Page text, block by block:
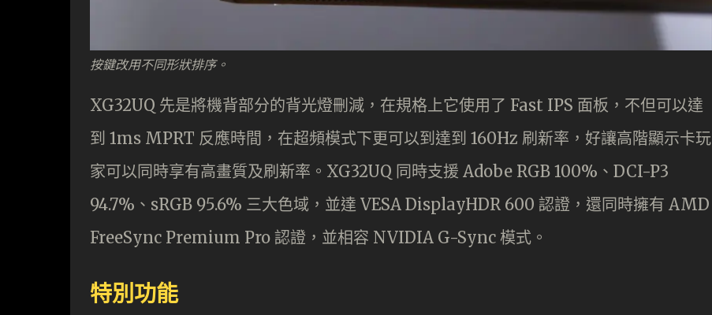
按鍵改用不同形狀排序。
XG32UQ 先是將機背部分的背光燈刪減，在規格上它使用了 Fast IPS 面板，不但可以達
到 1ms MPRT 反應時間，在超頻模式下更可以到達到 160Hz 刷新率，好讓高階顯示卡玩
家可以同時享有高畫質及刷新率。XG32UQ 同時支援 Adobe RGB 100%、DCI-P3
94.7%、sRGB 95.6% 三大色域，並達 VESA DisplayHDR 600 認證，還同時擁有 AMD
FreeSync Premium Pro 認證，並相容 NVIDIA G-Sync 模式。
特別功能